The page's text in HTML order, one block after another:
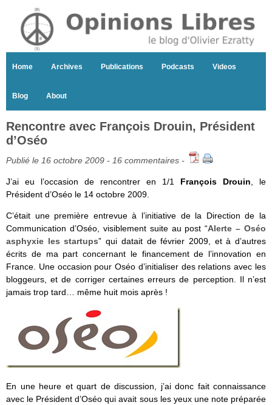
Home Archives Publications Podcasts Videos
Blog About
Rencontre avec François Drouin, Président
d’Oséo
Publié le 16 octobre 2009 - 16 commentaires -
J’ai eu l’occasion de rencontrer en 1/1 François Drouin , le
Président d’Oséo le 14 octobre 2009.
C’était une première entrevue à l’initiative de la Direction de la
Communication d’Oséo, visiblement suite au post “Alerte – Oséo
asphyxie les startups” qui datait de février 2009, et à d’autres
écrits de ma part concernant le financement de l’innovation en
France. Une occasion pour Oséo d’initialiser des relations avec les
bloggeurs, et de corriger certaines erreurs de perception. Il n’est
jamais trop tard… même huit mois après !
En une heure et quart de discussion, j’ai donc fait connaissance
avec le Président d’Oséo qui avait sous les yeux une note préparée